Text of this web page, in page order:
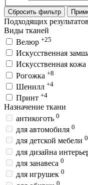
Сбросить фильтр
Подходящих
Виды тканей
Велюр +25
Искусственная
Искусственная кожа
Рогожка +8
Шенилл +4
Принт +4
Назначение ткани
антикоготь 0
для автомобиля 0
для детской мебели 0
для дизайна
для занавеса 0
для игрушек 0
0